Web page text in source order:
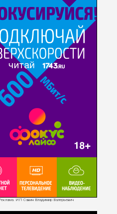
ИП Савин Владимир Валерьевич